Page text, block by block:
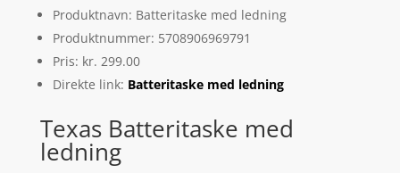
Produktnavn: Batteritaske med ledning
Produktnummer: 5708906969791
Pris: kr. 299.00
Direkte link: Batteritaske med ledning
Texas Batteritaske med
ledning